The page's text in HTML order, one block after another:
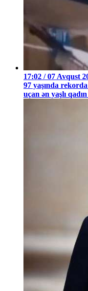
17:02 / 07 Avqust
97 yaşında
uçan ən yaşlı qadın